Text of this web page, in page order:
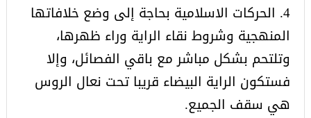
4. الحركات الاسلامية بحاجة إلى وضع خلافاتها
المنهجية وشروط نقاء الراية وراء ظهرها،
وتلتحم بشكل مباشر مع باقي الفصائل، وإلا
فستكون الراية البيضاء قريبا تحت نعال الروس
هي سقف الجميع.